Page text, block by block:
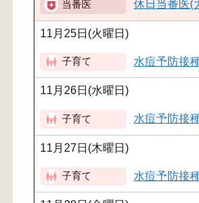
休日当番医(
11月25日(火曜日)
水痘予防接
11月26日(水曜日)
水痘予防接
11月27日(木曜日)
水痘予防接